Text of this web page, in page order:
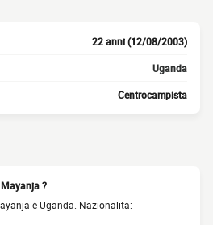
22 anni (12/08/2003)
Uganda
Centrocampista
?
è Uganda. Nazionalità: